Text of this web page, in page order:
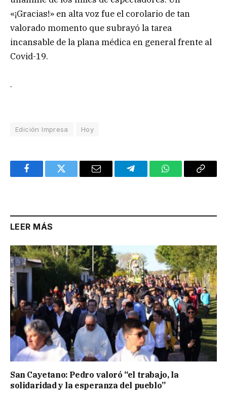
«¡Gracias!» en alta voz fue el corolario de tan
valorado momento que subrayó la tarea
incansable de la plana médica en general frente al
Covid-19.
.
Edición Impresa Hoy
FacebookTwitter Email TelegramWhatsAppCopy
LEER MÁS
San Cayetano: Pedro valoró “el trabajo, la
solidaridad y la esperanza del pueblo”